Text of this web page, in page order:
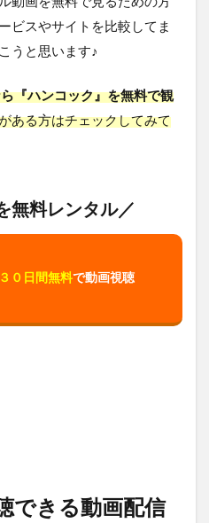
ビスやサイトを比較してま
うと思います♪
『ハンコック』を無料で観
ある方はチェックしてみて
無料レンタル／
３０日間無料で動画視聴
できる動画配信